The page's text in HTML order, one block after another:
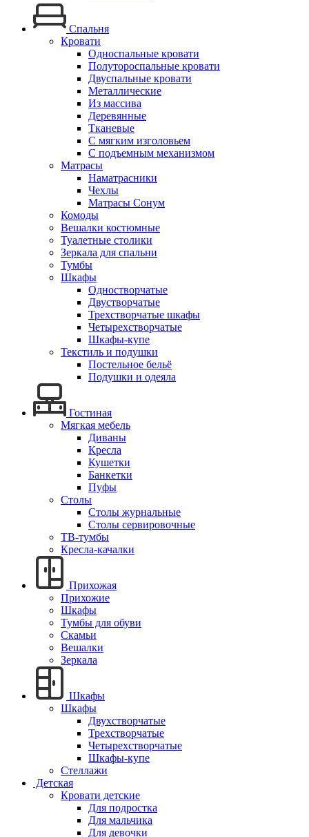
Спальня
Кровати
Односпальные кровати
Полутороспальные кровати
Двуспальные кровати
Металлические
Из массива
Деревянные
Тканевые
С мягким изголовьем
С подъемным механизмом
Матрасы
Наматрасники
Чехлы
Матрасы Сонум
Комоды
Вешалки костюмные
Туалетные столики
Зеркала для спальни
Тумбы
Шкафы
Одностворчатые
Двустворчатые
Трехстворчатые шкафы
Четырехстворчатые
Шкафы-купе
Текстиль и подушки
Постельное бельё
Подушки и одеяла
Гостиная
Мягкая мебель
Диваны
Кресла
Кушетки
Банкетки
Пуфы
Столы
Столы журнальные
Столы сервировочные
ТВ-тумбы
Кресла-качалки
Прихожая
Прихожие
Шкафы
Тумбы для обуви
Скамьи
Вешалки
Зеркала
Шкафы
Шкафы
Двухстворчатые
Трехстворчатые
Четырехстворчатые
Шкафы-купе
Стеллажи
Детская
Кровати детские
Для подростка
Для мальчика
Для девочки